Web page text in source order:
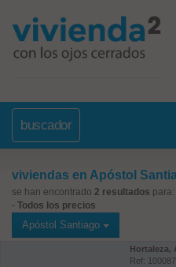
buscador
viviendas en Apóstol
se han encontrado 2 resultados para:
- Todos los precios
Apóstol Santiago
Hortaleza,
Ref: